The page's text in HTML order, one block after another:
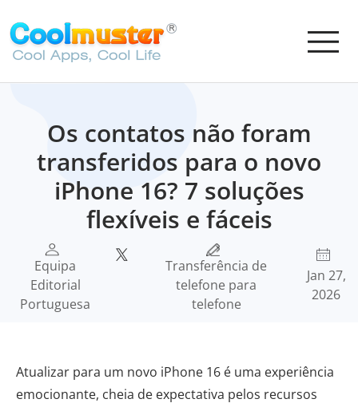
Os contatos não foram
transferidos para o novo
iPhone 16? 7 soluções
flexíveis e fáceis
Equipa
Editorial
Portuguesa
Transferência de
telefone para
telefone
Jan 27,
2026
Atualizar para um novo iPhone 16 é uma experiência
emocionante, cheia de expectativa pelos recursos